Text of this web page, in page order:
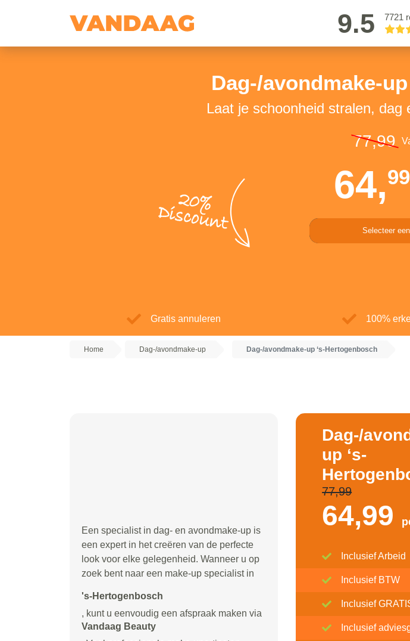
9.5 7721
Dag-/avondmake-
Laat je schoonheid stralen,
20%
Discount
77,99
64,99
Selecteer
Gratis annuleren 100%
Home Dag-/avondmake-up Dag-/avondmake-up ‘s-Hertogenbosch
Een specialist in dag- en avondmake-up is
een expert in het creëren van de perfecte
look voor elke gelegenheid. Wanneer u op
zoek bent naar een make-up specialist in
's-Hertogenbosch
, kunt u eenvoudig een afspraak maken via
Vandaag Beauty
Dag-/
up ‘s-
77,99
64,99
Inclusief Arbeid
Inclusief BTW
Inclusief
Inclusief